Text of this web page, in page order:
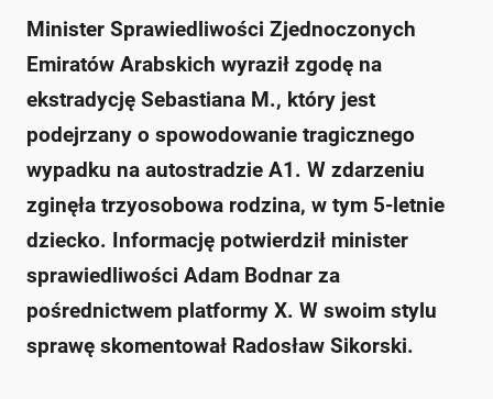
Minister Sprawiedliwości Zjednoczonych
Emiratów Arabskich wyraził zgodę na
ekstradycję Sebastiana M., który jest
podejrzany o spowodowanie tragicznego
wypadku na autostradzie A1. W zdarzeniu
zginęła trzyosobowa rodzina, w tym 5-letnie
dziecko. Informację potwierdził minister
sprawiedliwości Adam Bodnar za
pośrednictwem platformy X. W swoim stylu
sprawę skomentował Radosław Sikorski.